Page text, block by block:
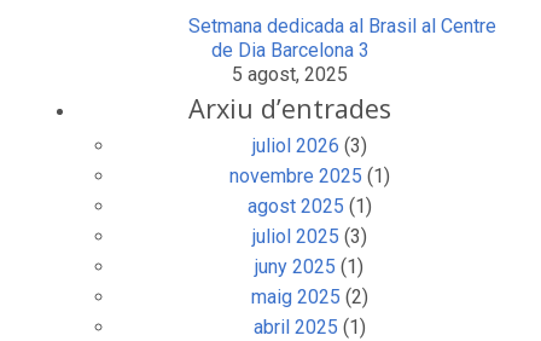
Setmana dedicada al Brasil al Centre
de Dia Barcelona 3
5 agost, 2025
Arxiu d’entrades
juliol 2026 (3)
novembre 2025 (1)
agost 2025 (1)
juliol 2025 (3)
juny 2025 (1)
maig 2025 (2)
abril 2025 (1)